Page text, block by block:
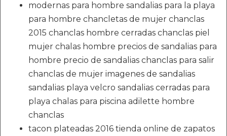
modernas para hombre sandalias para la playa
para hombre chancletas de mujer chanclas
2015 chanclas hombre cerradas chanclas piel
mujer chalas hombre precios de sandalias para
hombre precio de sandalias chanclas para salir
chanclas de mujer imagenes de sandalias
sandalias playa velcro sandalias cerradas para
playa chalas para piscina adilette hombre
chanclas
tacon plateadas 2016 tienda online de zapatos